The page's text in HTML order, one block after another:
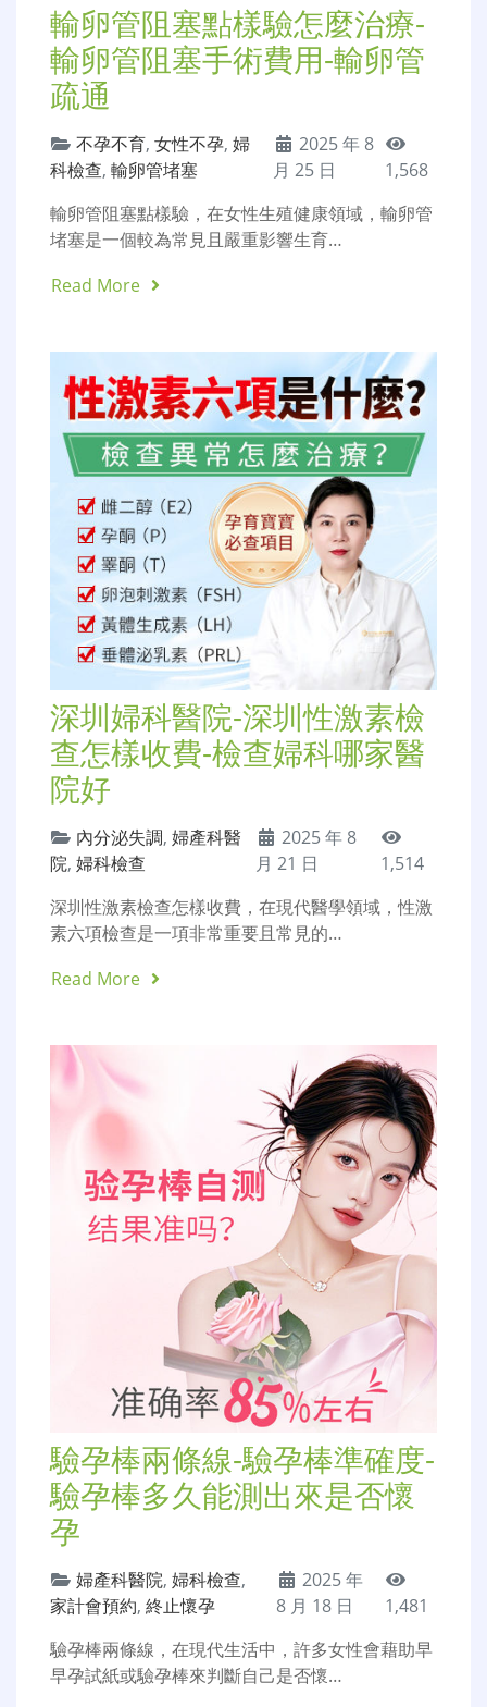
輸卵管阻塞點樣驗怎麼治療-
輸卵管阻塞手術費用-輸卵管
疏通
不孕不育, 女性不孕, 婦
科檢查, 輸卵管堵塞
2025 年 8
月 25 日
1,568
輸卵管阻塞點樣驗，在女性生殖健康領域，輸卵管
堵塞是一個較為常見且嚴重影響生育…
Read More
深圳婦科醫院-深圳性激素檢
查怎樣收費-檢查婦科哪家醫
院好
內分泌失調, 婦產科醫
院, 婦科檢查
2025 年 8
月 21 日
1,514
深圳性激素檢查怎樣收費，在現代醫學領域，性激
素六項檢查是一項非常重要且常見的…
Read More
驗孕棒兩條線-驗孕棒準確度-
驗孕棒多久能測出來是否懷
孕
婦產科醫院, 婦科檢查,
家計會預約, 終止懷孕
2025 年
8 月 18 日
1,481
驗孕棒兩條線，在現代生活中，許多女性會藉助早
早孕試紙或驗孕棒來判斷自己是否懷…